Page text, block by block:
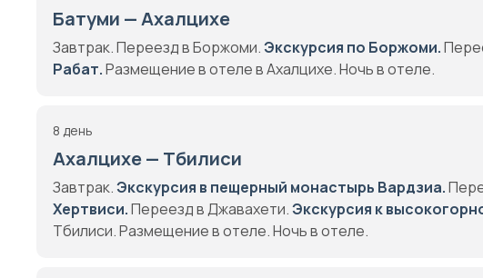
Батуми — Ахалцихе
Завтрак. Переезд в Боржоми.Экскурсия по Боржоми.
Рабат.Размещение в отеле в Ахалцихе. Ночь в отеле.
8 день
Ахалцихе — Тбилиси
Завтрак.Экскурсия в пещерный монастырь Вардзиа.
Хертвиси.Переезд в Джавахети.Экскурсия к
Тбилиси. Размещение в отеле. Ночь в отеле.